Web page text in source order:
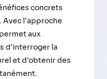
concrets
l'approche
aux
d'interroger la
et d'obtenir des